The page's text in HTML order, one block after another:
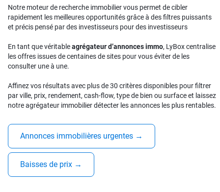
Notre moteur de recherche immobilier vous permet de cibler
rapidement les meilleures opportunités grâce à des filtres puissants
et précis pensé par des investisseurs pour des investisseurs
En tant que véritableagrégateur d’annonces immo, LyBox centralise
les offres issues de centaines de sites pour vous éviter de les
consulter une à une.
Affinez vos résultats avec plus de 30 critères disponibles pour filtrer
par ville, prix, rendement, cash-flow, type de bien ou surface et laissez
notre agrégateur immobilier détecter les annonces les plus rentables.
Annonces immobilières urgentes →
Baisses de prix →